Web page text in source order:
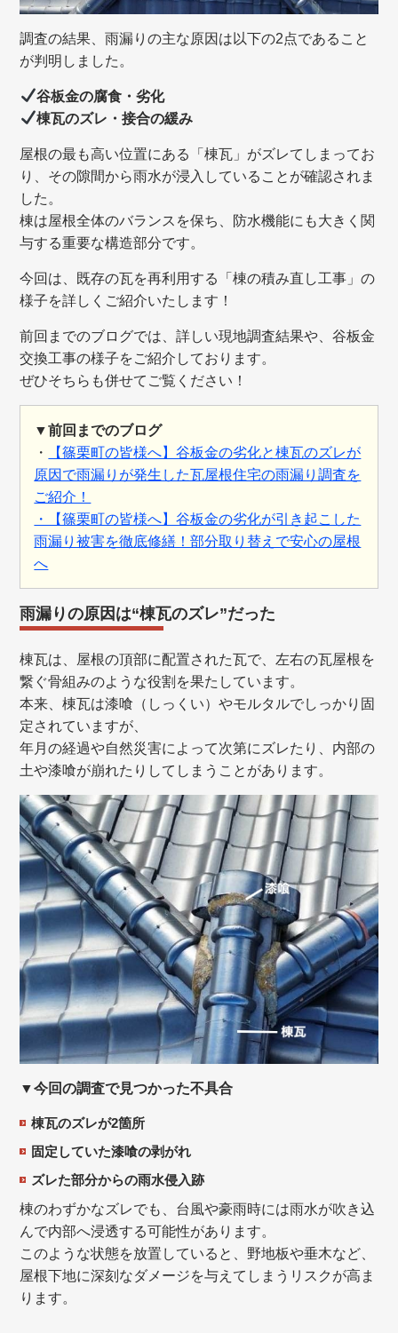
調査の結果、雨漏りの主な原因は以下の2点であること
が判明しました。
谷板金の腐食・劣化
棟瓦のズレ・接合の緩み
屋根の最も高い位置にある「棟瓦」がズレてしまってお
り、その隙間から雨水が浸入していることが確認されま
した。
棟は屋根全体のバランスを保ち、防水機能にも大きく関
与する重要な構造部分です。
今回は、既存の瓦を再利用する「棟の積み直し工事」の
様子を詳しくご紹介いたします！
前回までのブログでは、詳しい現地調査結果や、谷板金
交換工事の様子をご紹介しております。
ぜひそちらも併せてご覧ください！
▼前回までのブログ
・
【篠栗町の皆様へ】谷板金の劣化と棟瓦のズレが
原因で雨漏りが発生した瓦屋根住宅の雨漏り調査を
ご紹介！
・【篠栗町の皆様へ】谷板金の劣化が引き起こした
雨漏り被害を徹底修繕！部分取り替えで安心の屋根
へ
雨漏りの原因は“棟瓦のズレ”だった
棟瓦は、屋根の頂部に配置された瓦で、左右の瓦屋根を
繋ぐ骨組みのような役割を果たしています。
本来、棟瓦は漆喰（しっくい）やモルタルでしっかり固
定されていますが、
年月の経過や自然災害によって次第にズレたり、内部の
土や漆喰が崩れたりしてしまうことがあります。
▼今回の調査で見つかった不具合
棟瓦のズレが2箇所
固定していた漆喰の剥がれ
ズレた部分からの雨水侵入跡
棟のわずかなズレでも、台風や豪雨時には雨水が吹き込
んで内部へ浸透する可能性があります。
このような状態を放置していると、野地板や垂木など、
屋根下地に深刻なダメージを与えてしまうリスクが高ま
ります。